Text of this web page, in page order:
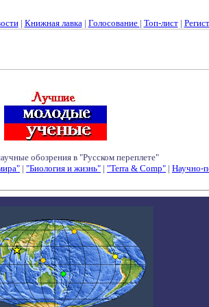
| Книжная лавка| Голосование | Топ-лист|
обозрения в "Русском переплете"
| "Биология и жизнь" | "Terra & Comp" | Научно-